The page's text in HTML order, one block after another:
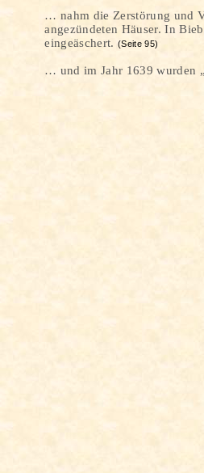
… nahm die Zerstörung und
angezündeten Häuser. In
eingeäschert. (Seite 95)
… und im Jahr 1639 wurden